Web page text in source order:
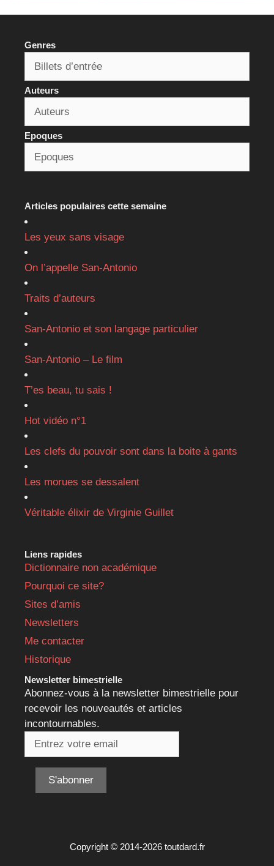
Genres
Auteurs
Epoques
Articles populaires cette semaine
Les yeux sans visage
On l’appelle San-Antonio
Traits d’auteurs
San-Antonio et son langage particulier
San-Antonio – Le film
T’es beau, tu sais !
Hot vidéo n°1
Les clefs du pouvoir sont dans la boite à gants
Les morues se dessalent
Véritable élixir de Virginie Guillet
Liens rapides
Dictionnaire non académique
Pourquoi ce site?
Sites d’amis
Newsletters
Me contacter
Historique
Newsletter bimestrielle
Abonnez-vous à la newsletter bimestrielle pour
recevoir les nouveautés et articles
incontournables.
Copyright © 2014-2026 toutdard.fr